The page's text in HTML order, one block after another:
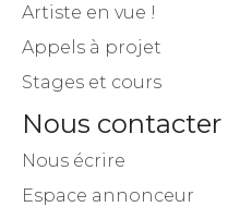
Artiste en vue !
Appels à projet
Stages et cours
Nous contacter
Nous écrire
Espace annonceur